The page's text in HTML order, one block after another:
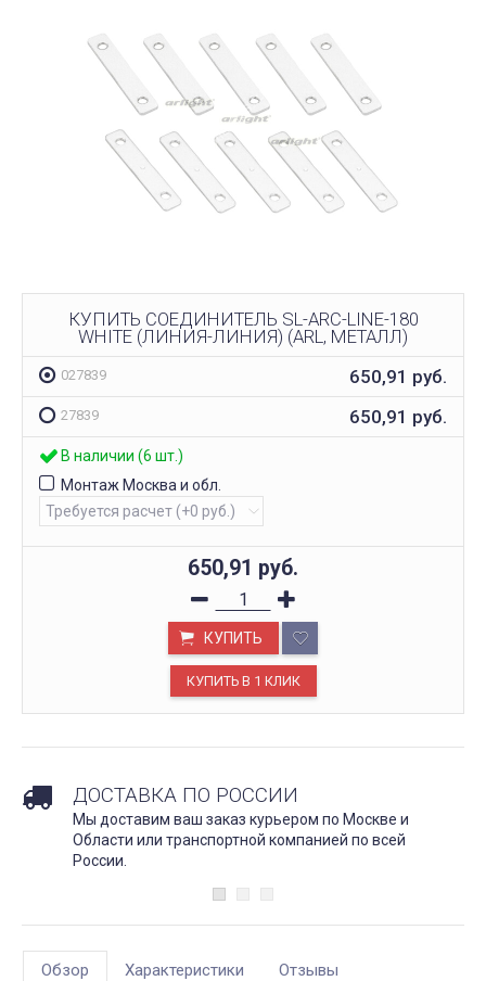
КУПИТЬ СОЕДИНИТЕЛЬ SL-ARC-LINE-180
WHITE (ЛИНИЯ-ЛИНИЯ) (ARL, МЕТАЛЛ)
027839 650,91 руб.
27839 650,91 руб.
В наличии (6 шт.)
Монтаж Москва и обл.
650,91 руб.
КУПИТЬ
ДОСТАВКА ПО РОССИИ
Мы доставим ваш заказ курьером по Москве и
Области или транспортной компанией по всей
России.
Обзор Характеристики Отзывы